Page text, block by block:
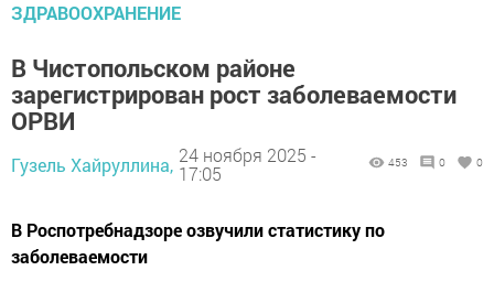
ЗДРАВООХРАНЕНИЕ
В Чистопольском районе
зарегистрирован рост заболеваемости
ОРВИ
Гузель Хайруллина, 24 ноября 2025 -
17:05
453 0 0
В Роспотребнадзоре озвучили статистику по
заболеваемости